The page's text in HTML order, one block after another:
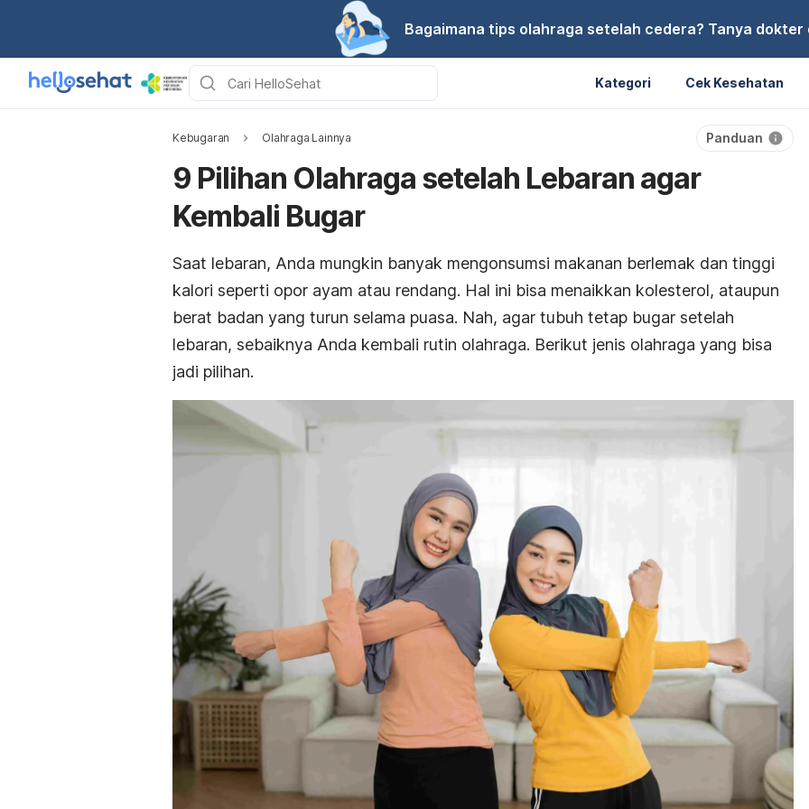
Bagaimana tips olahraga setelah cedera? Tanya dokter
Kategori Cek Kesehatan
Kebugaran Olahraga Lainnya Panduan
9 Pilihan Olahraga setelah Lebaran agar
Kembali Bugar
Saat lebaran, Anda mungkin banyak mengonsumsi makanan berlemak dan tinggi
kalori seperti opor ayam atau rendang. Hal ini bisa menaikkan kolesterol, ataupun
berat badan yang turun selama puasa. Nah, agar tubuh tetap bugar setelah
lebaran, sebaiknya Anda kembali rutin olahraga. Berikut jenis olahraga yang bisa
jadi pilihan.